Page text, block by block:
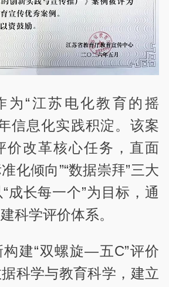
为“江苏电化教育的摇
信息化实践积淀。该案
价改革核心任务，直面
化倾向”“数据崇拜”三大
成长每一个”为目标，通
科学评价体系。
构建“双螺旋—五C”评价
科学与教育科学，建立